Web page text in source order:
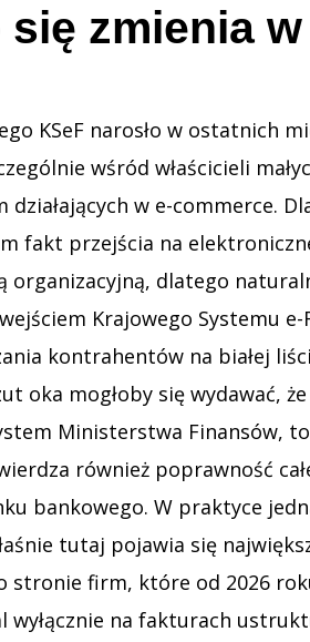
się zmienia
KSeF narosło w ostatnich
wśród właścicieli
w e-commerce.
fakt przejścia na
organizacyjną, dlatego
Krajowego Systemu
kontrahentów na białej
oka mogłoby się wydawać,
Ministerstwa Finansów,
również poprawność
bankowego. W praktyce
tutaj pojawia się
stronie firm, które od 2026
wyłącznie na fakturach